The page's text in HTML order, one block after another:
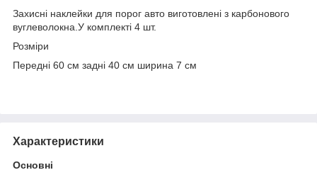
Захисні наклейки для порог авто виготовлені з карбонового
вуглеволокна.У комплекті 4 шт.
Розміри
Передні 60 см задні 40 см ширина 7 см
Характеристики
Основні